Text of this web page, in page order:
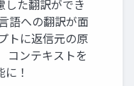
した翻訳ができ
語への翻訳が面
トに返信元の原
コンテキストを
！